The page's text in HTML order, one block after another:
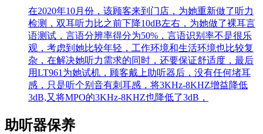
在2020年10月份，该顾客来到门店，为她重新做了听力
检测，双耳听力比之前下降10dB左右，为她做了裸耳言
语测试，言语分辨率得分为50%，言语识别率不是很乐
观，考虑到她比较年轻，工作环境和生活环境也比较复
杂，在解决她听力需求的同时，还要保证舒适度，最后
用LT961为她试机，顾客戴上助听器后，没有任何堵耳
感，只是听个别音有刺耳感，将3KHz-8KHZ增益降低
3dB,又将MPO的3KHz-8KHZ也降低了3dB，
助听器保养